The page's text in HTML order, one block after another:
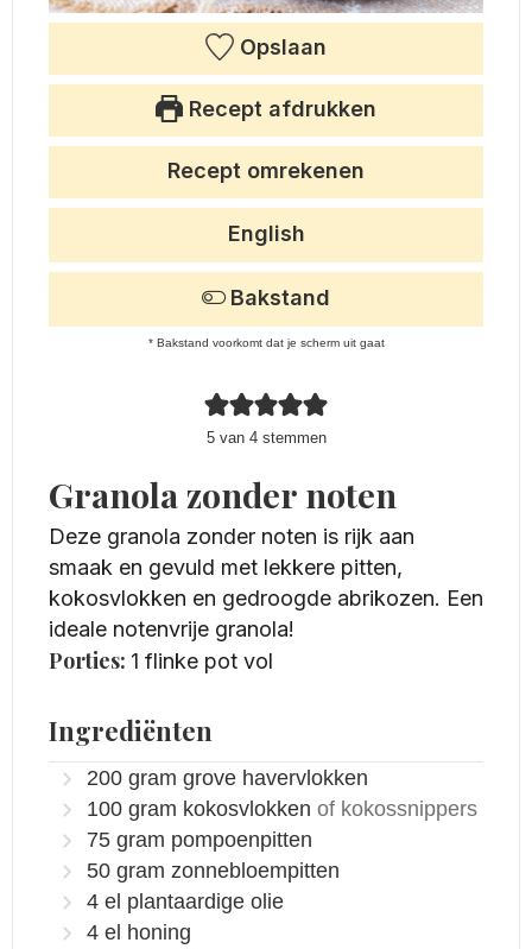
Opslaan
Recept afdrukken
5van 4stemmen
Recept omrekenen
English
Bakstand
* Bakstand voorkomt dat je scherm uit gaat
Granola zonder noten
Deze granola zonder noten is rijk aan
smaak en gevuld met lekkere pitten,
kokosvlokken en gedroogde abrikozen. Een
ideale notenvrije granola!
Porties: 1 flinke pot vol
Ingrediënten
200 gram grove havervlokken
100 gram kokosvlokken of kokossnippers
75 gram pompoenpitten
50 gram zonnebloempitten
4 el plantaardige olie
4 el honing